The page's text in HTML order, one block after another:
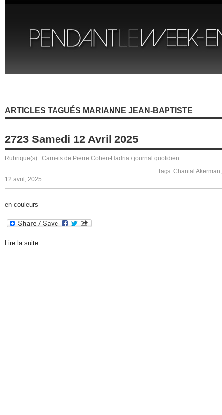
ARTICLES TAGUÉS MARIANNE JEAN-BAPTISTE
2723 Samedi 12 Avril 2025
Rubrique(s) : Carnets de Pierre Cohen-Hadria / journal quotidien
Tags: Chantal Akerman
12 avril, 2025
en couleurs
Lire la suite...